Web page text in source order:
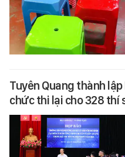
Tuyên Quang thành
chức thi lại cho 328 thí